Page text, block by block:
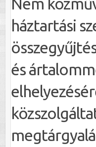
háztartási
és